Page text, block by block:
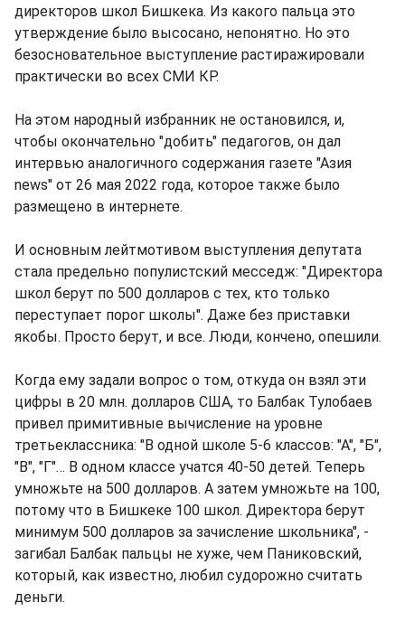
директоров школ Бишкека. Из какого пальца это
утверждение было высосано, непонятно. Но это
безосновательное выступление растиражировали
практически во всех СМИ КР.
На этом народный избранник не остановился, и,
чтобы окончательно "добить" педагогов, он дал
интервью аналогичного содержания газете "Азия
news" от 26 мая 2022 года, которое также было
размещено в интернете.
И основным лейтмотивом выступления депутата
стала предельно популистский месседж: "Директора
школ берут по 500 долларов с тех, кто только
переступает порог школы". Даже без приставки
якобы. Просто берут, и все. Люди, кончено, опешили.
Когда ему задали вопрос о том, откуда он взял эти
цифры в 20 млн. долларов США, то Балбак Тулобаев
привел примитивные вычисление на уровне
третьеклассника: "В одной школе 5-6 классов: "А", "Б",
"В", "Г"… В одном классе учатся 40-50 детей. Теперь
умножьте на 500 долларов. А затем умножьте на 100,
потому что в Бишкеке 100 школ. Директора берут
минимум 500 долларов за зачисление школьника", -
загибал Балбак пальцы не хуже, чем Паниковский,
который, как известно, любил судорожно считать
деньги.